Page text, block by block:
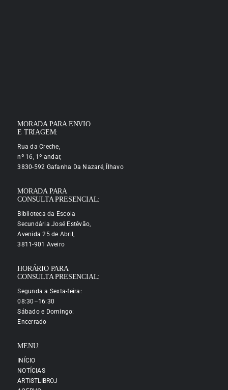
MORADA PARA ENVIO
E TRIAGEM:
Rua da Creche,
nº 16, 1º andar,
3830-592 Gafanha Da Nazaré, Ílhavo
MORADA PARA
CONSULTA PRESENCIAL:
Biblioteca da Escola
Secundária José Estêvão,
Avenida 25 de Abril,
3811-901 Aveiro
HORÁRIO PARA
CONSULTA PRESENCIAL:
Segunda a Sexta-feira:
08:30–16:30
Sábado e Domingo:
Encerrado
MENU:
INÍCIO
NOTÍCIAS
ARTISTLIBROJ